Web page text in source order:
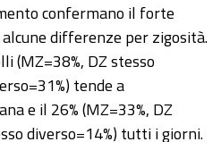
confermano il forte
differenze per zigosità.
(MZ=38%, DZ stesso
tende a
e il 26% (MZ=33%, DZ
diverso=14%) tutti i giorni.